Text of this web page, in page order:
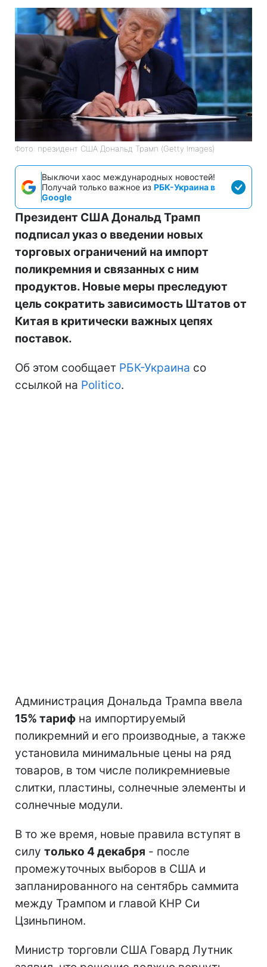
Фото: президент США Дональд Трамп (Getty Images)
Выключи хаос международных новостей!
Получай только важное из РБК-Украина в
Google
Президент США Дональд Трамп
подписал указ о введении новых
торговых ограничений на импорт
поликремния и связанных с ним
продуктов. Новые меры преследуют
цель сократить зависимость Штатов от
Китая в критически важных цепях
поставок.
Об этом сообщает РБК-Украина со
ссылкой на Politico.
Администрация Дональда Трампа ввела
15% тариф на импортируемый
поликремний и его производные, а также
установила минимальные цены на ряд
товаров, в том числе поликремниевые
слитки, пластины, солнечные элементы и
солнечные модули.
В то же время, новые правила вступят в
силу только 4 декабря - после
промежуточных выборов в США и
запланированного на сентябрь саммита
между Трампом и главой КНР Си
Цзиньпином.
Министр торговли США Говард Лутник